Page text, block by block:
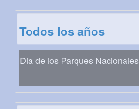
Todos los años
Dia de los Parques Nacionales